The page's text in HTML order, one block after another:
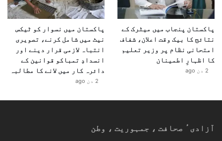
پاکستان پنجاب میں میٹرک کے
نتائج کا بیک وقت اعلان، شفاف
امتحانی نظام پر وزیر تعلیم
کا اظہارِ اطمینان
2 دن ago
پاکستان میں نسوار کو ٹیکس
نیٹ میں شامل کرنے، تصویری
انتباہ لازمی قرار دینے اور
انسدادِ تمباکو قوانین کے
دائرہ کار میں لانے کا مطالبہ
2 دن ago
آزادیٴ صحافت ، جمہوریت ، وطن